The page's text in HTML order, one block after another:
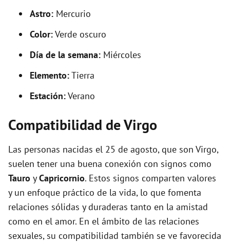
Astro: Mercurio
Color:Verde oscuro
Día de la semana: Miércoles
Elemento:Tierra
Estación:Verano
Compatibilidad de Virgo
Las personas nacidas el 25 de agosto, que son Virgo,
suelen tener una buena conexión con signos como
Tauro yCapricornio. Estos signos comparten valores
y un enfoque práctico de la vida, lo que fomenta
relaciones sólidas y duraderas tanto en la amistad
como en el amor. En el ámbito de las relaciones
sexuales, su compatibilidad también se ve favorecida